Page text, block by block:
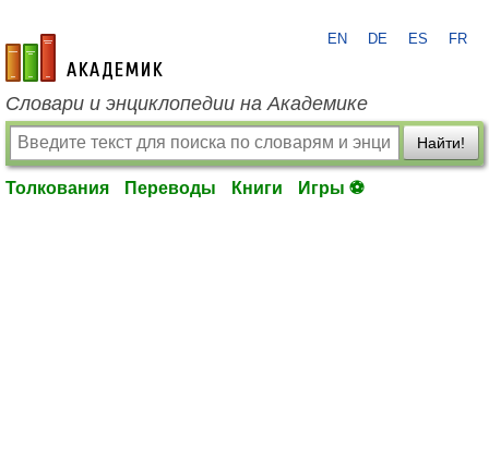
academic.ru
EN DE ES FR
Словари и энциклопедии на Академике
Найти!
Толкования Переводы Книги Игры ⚽